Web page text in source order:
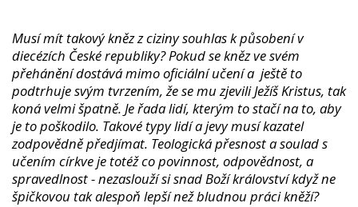
Musí mít takový kněz z ciziny souhlas k působení v
diecézích České republiky? Pokud se kněz ve svém
přehánění dostává mimo oficiální učení a ještě to
podtrhuje svým tvrzením, že se mu zjevili Ježíš Kristus, tak
koná velmi špatně. Je řada lidí, kterým to stačí na to, aby
je to poškodilo. Takové typy lidí a jevy musí kazatel
zodpovědně předjímat. Teologická přesnost a soulad s
učením církve je totéž co povinnost, odpovědnost, a
spravedlnost - nezaslouží si snad Boží království když ne
špičkovou tak alespoň lepší než bludnou práci kněží?